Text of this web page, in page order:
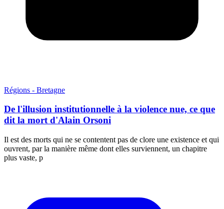
Régions - Bretagne
De l'illusion institutionnelle à la violence nue, ce que
dit la mort d'Alain Orsoni
Il est des morts qui ne se contentent pas de clore une existence et qui
ouvrent, par la manière même dont elles surviennent, un chapitre
plus vaste, p